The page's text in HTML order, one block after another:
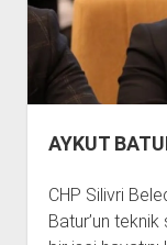
AYKUT
CHP Silivri
Batur’un